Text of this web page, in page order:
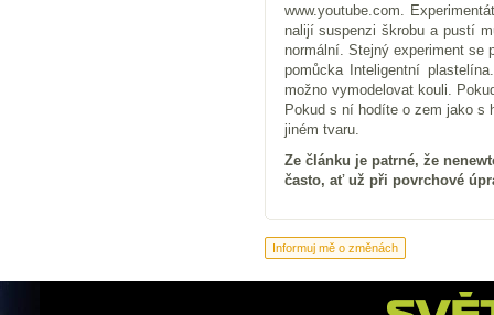
www.youtube.com.
nalijí suspenzi škrobu a pustí
normální. Stejný experiment se
pomůcka Inteligentní
možno vymodelovat kouli.
Pokud s ní hodíte o zem jako s
jiném tvaru.
Ze článku je patrné, že
často, ať už při povrchové